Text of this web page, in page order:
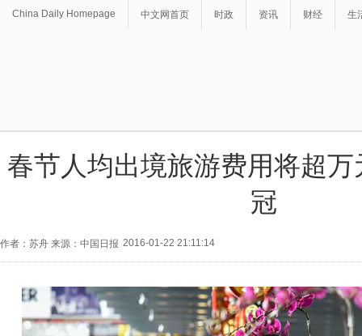
China Daily Homepage 中文网首页 时政 资讯 财经 生
春节人均出境旅游费用将超
冠
作者：苏舟 来源：中国日报 2016-01-22 21:11:14